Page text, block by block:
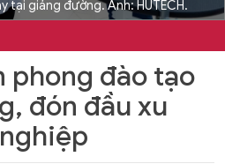
tại giảng đường. Ảnh: HUTECH.
phong đào tạo
đón đầu xu